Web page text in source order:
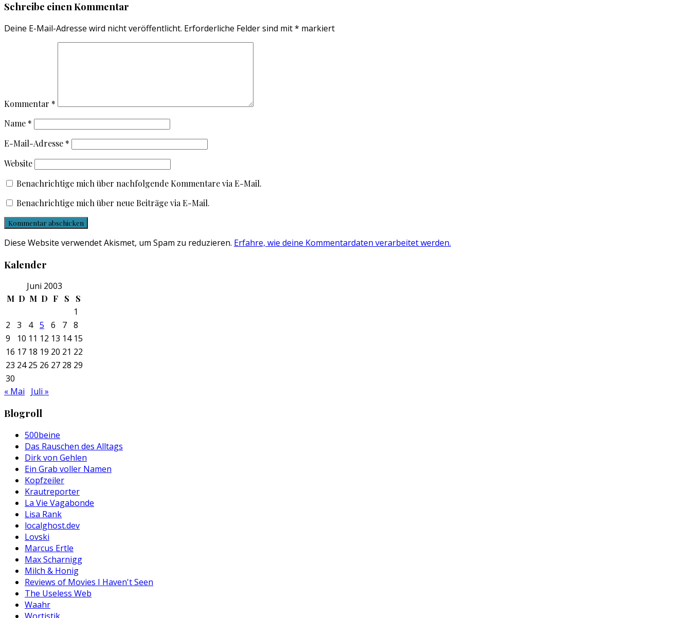
Schreibe einen Kommentar
Deine E-Mail-Adresse wird nicht veröffentlicht. Erforderliche Felder sind mit* markiert
Kommentar *
Name *
E-Mail-Adresse *
Website
Benachrichtige mich über nachfolgende Kommentare via E-Mail.
Benachrichtige mich über neue Beiträge via E-Mail.
Diese Website verwendet Akismet, um Spam zu reduzieren. Erfahre, wie deine Kommentardaten verarbeitet werden.
Kalender
Juni 2003
M D M D F S S
1
2
3 4 5 6 7 8
9
10 11 12 13 14 15
16 17 18 19 20 21 22
23 24 25 26 27 28 29
30
« Mai
Juli »
Blogroll
500beine
Das Rauschen des Alltags
Dirk von Gehlen
Ein Grab voller Namen
Kopfzeiler
Krautreporter
La Vie Vagabonde
Lisa Rank
localghost.dev
Lovski
Marcus Ertle
Max Scharnigg
Milch & Honig
Reviews of Movies I Haven't Seen
The Useless Web
Waahr